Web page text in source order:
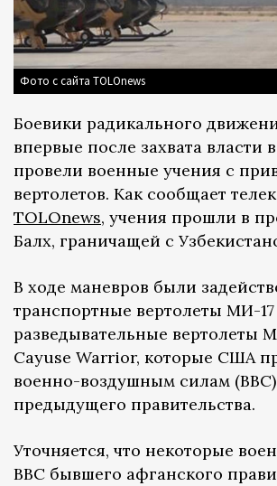
Фото с сайта TOLOnews
Боевики радикального
впервые после захвата власти
провели военные учения с
вертолетов. Как сообщает
TOLOnews, учения прошли в
Балх, граничащей с
В ходе маневров были
транспортные вертолеты МИ-
разведывательные вертолеты
Cayuse Warrior, которые США
военно-воздушным силам (ВВС)
предыдущего правительства.
Уточняется, что некоторые
ВВС бывшего афганского